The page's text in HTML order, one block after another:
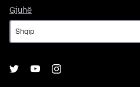
Gjuhë